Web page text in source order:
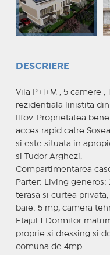
DESCRIERE
Vila P+1+M , 5 camere
rezidentiala linistita
Ilfov. Proprietatea
acces rapid catre
si este situata in
si Tudor Arghezi.
Compartimentarea
Parter: Living generos:
terasa si curtea
baie: 5 mp, camera
Etajul 1:Dormitor
proprie si dressing si
comuna de 4mp